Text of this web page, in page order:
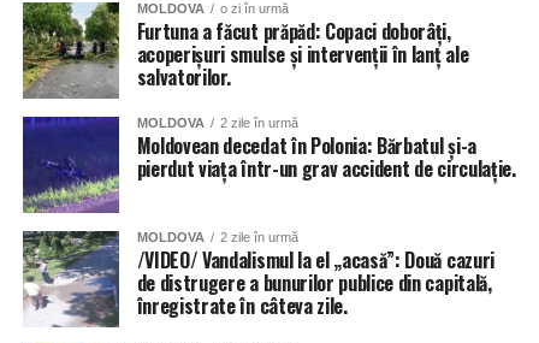
MOLDOVA o zi în urmă
Furtuna a făcut prăpăd: Copaci doborâți,
acoperișuri smulse și intervenții în lanț ale
salvatorilor.
MOLDOVA 2 zile în urmă
Moldovean decedat în Polonia: Bărbatul și-a
pierdut viața într-un grav accident de circulație.
MOLDOVA 2 zile în urmă
/VIDEO/ Vandalismul la el „acasă”: Două cazuri
de distrugere a bunurilor publice din capitală,
înregistrate în câteva zile.